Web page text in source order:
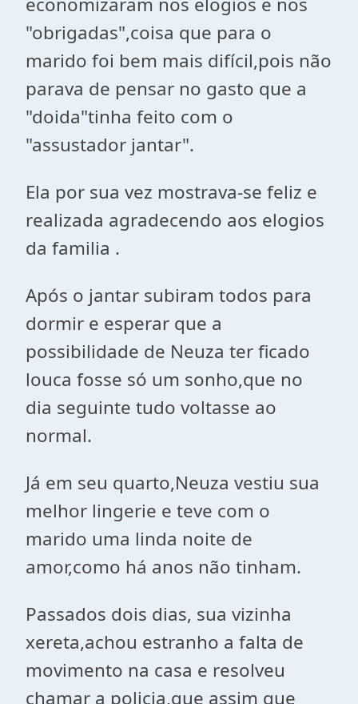
"obrigadas",coisa que para o
marido foi bem mais difícil,pois não
parava de pensar no gasto que a
"doida"tinha feito com o
"assustador jantar".
Ela por sua vez mostrava-se feliz e
realizada agradecendo aos elogios
da familia .
Após o jantar subiram todos para
dormir e esperar que a
possibilidade de Neuza ter ficado
louca fosse só um sonho,que no
dia seguinte tudo voltasse ao
normal.
Já em seu quarto,Neuza vestiu sua
melhor lingerie e teve com o
marido uma linda noite de
amor,como há anos não tinham.
Passados dois dias, sua vizinha
xereta,achou estranho a falta de
movimento na casa e resolveu
chamar a policia,que assim que